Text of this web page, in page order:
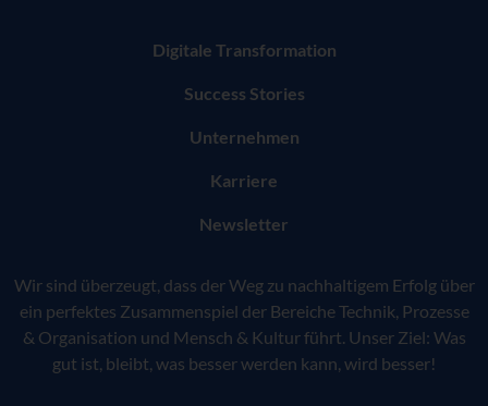
Digitale Transformation
Success Stories
Unternehmen
Karriere
Newsletter
Wir sind überzeugt, dass der Weg zu nachhaltigem Erfolg über
ein perfektes Zusammenspiel der Bereiche Technik, Prozesse
& Organisation und Mensch & Kultur führt. Unser Ziel: Was
gut ist, bleibt, was besser werden kann, wird besser!